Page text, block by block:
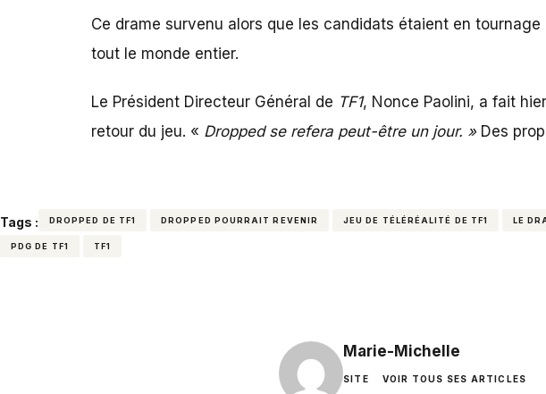
Ce drame survenu alors que les candidats étaient en
tout le monde entier.
Le Président Directeur Général de TF1, Nonce Paolini, a fait
retour du jeu. « Dropped se refera peut-être un jour. » Des
Tags : DROPPED DE TF1 DROPPED POURRAIT REVENIR JEU DE TÉLÉRÉALITÉ DE TF1 LE
PDG DE TF1 TF1
Marie-Michelle
SITE VOIR TOUS SES ARTICLES